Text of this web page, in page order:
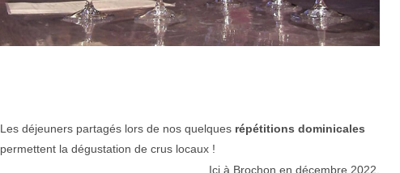
Les déjeuners partagés lors de nos quelques répétitions dominicales
permettent la dégustation de crus locaux !
Ici à Brochon en décembre 2022.